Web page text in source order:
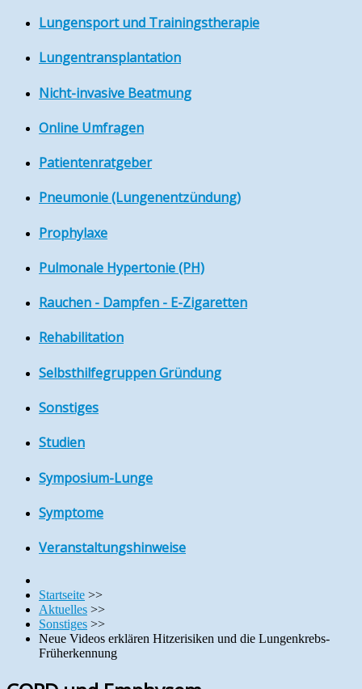
Lungensport und Trainingstherapie
Lungentransplantation
Nicht-invasive Beatmung
Online Umfragen
Patientenratgeber
Pneumonie (Lungenentzündung)
Prophylaxe
Pulmonale Hypertonie (PH)
Rauchen - Dampfen - E-Zigaretten
Rehabilitation
Selbsthilfegruppen Gründung
Sonstiges
Studien
Symposium-Lunge
Symptome
Veranstaltungshinweise
Startseite >>
Aktuelles >>
Sonstiges >>
Neue Videos erklären Hitzerisiken und die Lungenkrebs-
Früherkennung